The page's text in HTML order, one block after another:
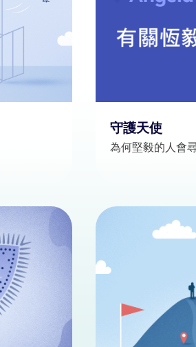
守護天使
為何堅毅的人會